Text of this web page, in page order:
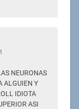
NEURONAS
ALGUIEN Y
IDIOTA
ASI